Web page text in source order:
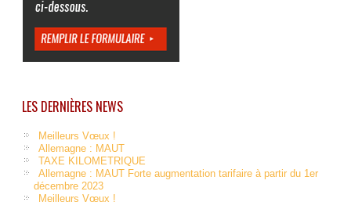
LES DERNIÈRES NEWS
Meilleurs Vœux !
Allemagne : MAUT
TAXE KILOMETRIQUE
Allemagne : MAUT Forte augmentation tarifaire à partir du 1er
décembre 2023
Meilleurs Vœux !